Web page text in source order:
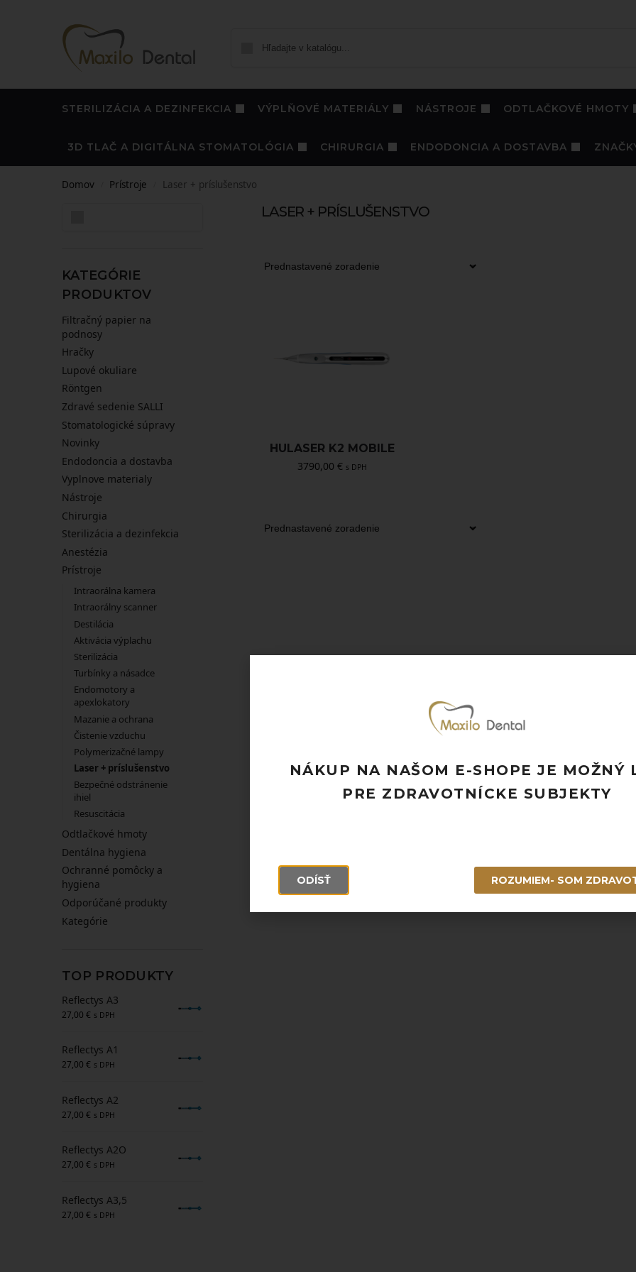
STERILIZÁCIA A DEZINFEKCIA VÝPLŇOVÉ MATERIÁLY NÁSTROJE ODTLAČKOVÉ HMOTY
3D TLAČ A DIGITÁLNA STOMATOLÓGIA CHIRURGIA ENDODONCIA A DOSTAVBA
Domov Prístroje Laser + príslušenstvo
LASER + PRÍSLUŠENSTVO
HULASER K2 MOBILE
3790,00 € s DPH
KATEGÓRIE
PRODUKTOV
Filtračný papier na
podnosy
Hračky
Lupové okuliare
Röntgen
Zdravé sedenie SALLI
Stomatologické súpravy
Novinky
Endodoncia a dostavba
Vyplnove materialy
Nástroje
Chirurgia
Sterilizácia a dezinfekcia
Anestézia
Prístroje
Intraorálna kamera
Intraorálny scanner
Destilácia
Aktivácia výplachu
Sterilizácia
Turbínky a násadce
Endomotory a
apexlokatory
Mazanie a ochrana
Čistenie vzduchu
Polymerizačné lampy
Laser + príslušenstvo
Bezpečné odstránenie
ihiel
Resuscitácia
Odtlačkové hmoty
Dentálna hygiena
Ochranné pomôcky a
hygiena
Odporúčané produkty
Kategórie
TOP PRODUKTY
Reflectys A3
27,00 € s DPH
Reflectys A1
27,00 € s DPH
Reflectys A2
27,00 € s DPH
Reflectys A2O
27,00 € s DPH
Reflectys A3,5
27,00 € s DPH
NÁKUP NA NAŠOM E-SHOPE JE MOŽNÝ
PRE ZDRAVOTNÍCKE SUBJEKTY
ODÍSŤ ROZUMIEM- SOM